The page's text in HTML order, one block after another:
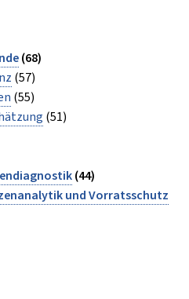
(68)
(57)
(55)
(51)
(44)
und Vorratsschutz